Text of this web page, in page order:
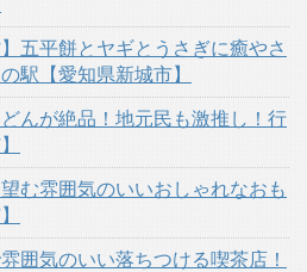
五平餅とヤギとうさぎに癒やさ
駅【愛知県新城市】
んが絶品！地元民も激推し！行
む雰囲気のいいおしゃれなおも
囲気のいい落ちつける喫茶店！